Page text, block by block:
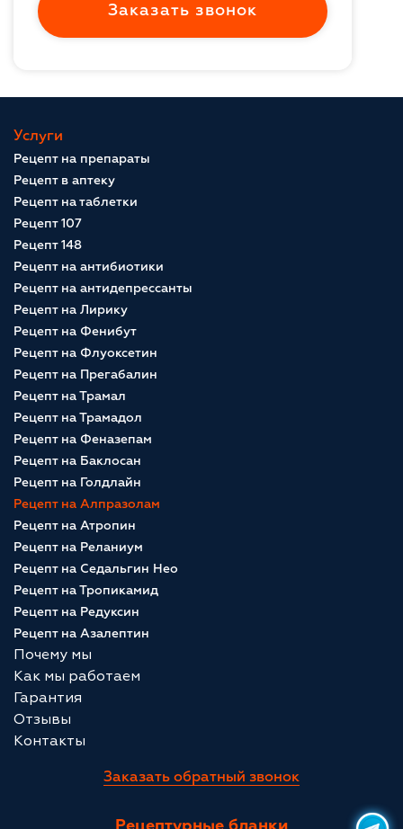
Заказать звонок
Услуги
Рецепт на препараты
Рецепт в аптеку
Рецепт на таблетки
Рецепт 107
Рецепт 148
Рецепт на антибиотики
Рецепт на антидепрессанты
Рецепт на Лирику
Рецепт на Фенибут
Рецепт на Флуоксетин
Рецепт на Прегабалин
Рецепт на Трамал
Рецепт на Трамадол
Рецепт на Феназепам
Рецепт на Баклосан
Рецепт на Голдлайн
Рецепт на Алпразолам
Рецепт на Атропин
Рецепт на Реланиум
Рецепт на Седальгин Нео
Рецепт на Тропикамид
Рецепт на Редуксин
Рецепт на Азалептин
Почему мы
Как мы работаем
Гарантия
Отзывы
Контакты
Заказать обратный звонок